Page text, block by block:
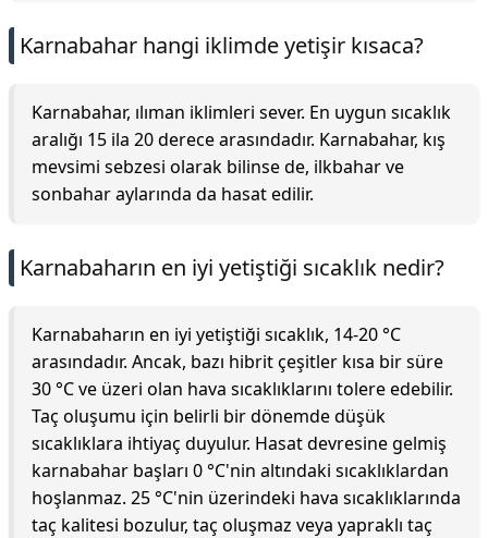
Karnabahar hangi iklimde yetişir kısaca?
Karnabahar, ılıman iklimleri sever. En uygun sıcaklık
aralığı 15 ila 20 derece arasındadır. Karnabahar, kış
mevsimi sebzesi olarak bilinse de, ilkbahar ve
sonbahar aylarında da hasat edilir.
Karnabaharın en iyi yetiştiği sıcaklık nedir?
Karnabaharın en iyi yetiştiği sıcaklık, 14-20 °C
arasındadır. Ancak, bazı hibrit çeşitler kısa bir süre
30 °C ve üzeri olan hava sıcaklıklarını tolere edebilir.
Taç oluşumu için belirli bir dönemde düşük
sıcaklıklara ihtiyaç duyulur. Hasat devresine gelmiş
karnabahar başları 0 °C'nin altındaki sıcaklıklardan
hoşlanmaz. 25 °C'nin üzerindeki hava sıcaklıklarında
taç kalitesi bozulur, taç oluşmaz veya yapraklı taç